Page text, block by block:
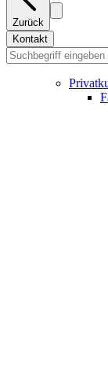
Zurück
Kontakt